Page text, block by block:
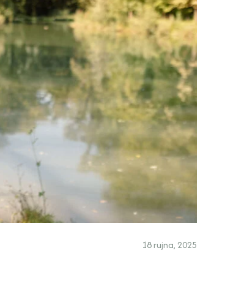
18 rujna, 2025